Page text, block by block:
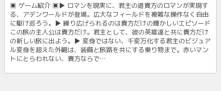
▣ ゲーム紹介 ▣▶ ロマンを現実に、君主の道貴方のロマンが実現す
る、アデンワールドが登場。広大なフィールドを複雑な操作なく自由
に駆け巡ろう。▶ 繰り広げられるのは貴方だけの輝かしいエピソード
この旅の主人公は貴方だけ。君主として、彼の英雄達と共に貴方だけ
の新しい旅に出よう。▶ 変身ではない、千変万化する君主のビジュア
ル変身を超えた外観は、装備と旅路を共にする乗り物まで。赤いマン
トにとらわれない、貴方ならで…